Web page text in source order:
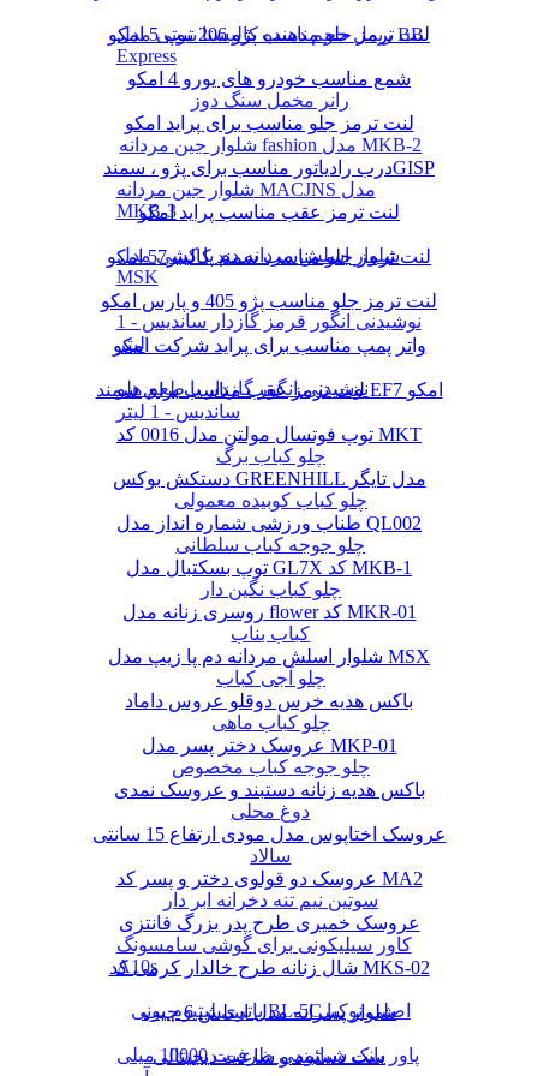
ریمل حجم دهنده کالیستا بیوتی مدل BB
Express
رانر مخمل سنگ دوز
شلوار جین مردانه fashion مدل MKB-2
شلوار جین مردانه MACJNS مدل
MKB-3
شلوار اسلش مردانه دم پا کشی مدل
MSK
نوشیدنی انگور قرمز گازدار ساندیس - 1
لیتر
نوشیدنی انگور گازدار با طعم هلو
ساندیس - 1 لیتر
چلو کباب برگ
چلو کباب کوبیده معمولی
چلو جوجه کباب سلطانی
چلو کباب نگین دار
کباب بناب
چلو آجی کباب
چلو کباب ماهی
چلو جوجه کباب مخصوص
دوغ محلی
سالاد
سوتین نیم تنه دخرانه ابر دار
کاور سیلیکونی برای گوشی سامسونگ
A10s
باتری لیتیوم یونی BL-5C اصلی نوکیا
پاور بانک شیائومی ظرفیت 10000 میلی
لنت ترمز جلو مناسب پژو 206 تیپ 5 امکو
شمع مناسب خودرو های یورو 4 امکو
لنت ترمز جلو مناسب برای پراید امکو
درب رادیاتور مناسب برای پژو ، سمندGISP
لنت ترمز عقب مناسب پراید امکو
لنت ترمز جلو مناسب سمند کالیبر57 امکو
لنت ترمز جلو مناسب پژو 405 و پارس امکو
واتر پمپ مناسب برای پراید شرکت امکو
لنت ترمز عقب مناسب برای سمند EF7 امکو
توپ فوتسال مولتن مدل 0016 کد MKT
دستکش بوکس GREENHILL مدل تایگر
طناب ورزشی شماره انداز مدل QL002
توپ بسکتبال مدل GL7X کد MKB-1
روسری زنانه مدل flower کد MKR-01
شلوار اسلش مردانه دم پا زیپ مدل MSX
باکس هدیه خرس دوقلو عروس داماد
عروسک دختر پسر مدل MKP-01
باکس هدیه زنانه دستبند و عروسک نمدی
عروسک اختاپوس مدل مودی ارتفاع 15 سانتی
عروسک دو قولوی دختر و پسر کد MA2
عروسک خمیری طرح پدر بزرگ فانتزی
شال زنانه طرح خالدار کرمی کد MKS-02
شلوار پسرانه مدل اسلش 6 جیب
ست دستبند و ساعت دیجیتالی